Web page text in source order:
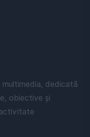
dedicată
obiective și